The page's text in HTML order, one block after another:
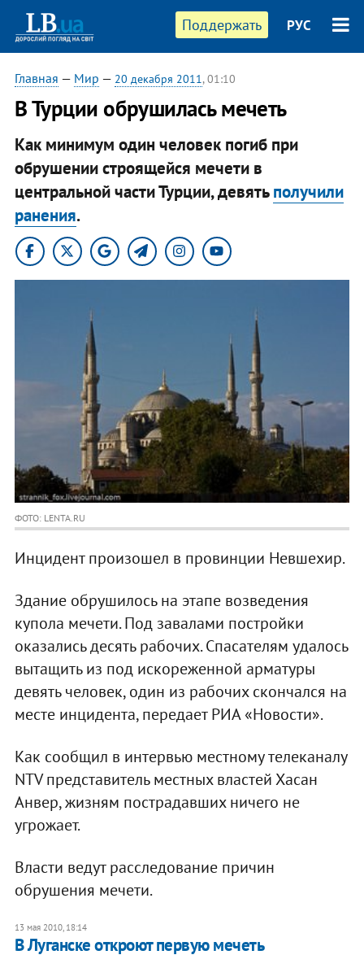
Поддержать РУС
Главная — Мир — 20 декабря 2011, 01:10
В Турции обрушилась мечеть
Как минимум один человек погиб при
обрушении строящейся мечети в
центральной части Турции, девятьполучили
ранения.
ФОТО: LENTA.RU
Инцидент произошел в провинции Невшехир.
Здание обрушилось на этапе возведения
купола мечети. Под завалами постройки
оказались десять рабочих. Спасателям удалось
вытащить из под искореженной арматуры
девять человек, один из рабочих скончался на
месте инцидента, передает РИА «Новости».
Как сообщил в интервью местному телеканалу
NTV представитель местных властей Хасан
Анвер, жизням пострадавших ничего не
угрожает.
Власти ведут расследование причин
обрушения мечети.
13 мая 2010, 18:14
В Луганске откроют первую мечеть